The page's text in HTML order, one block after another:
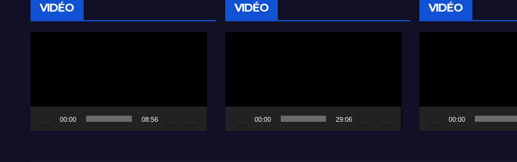
VIDÉO
00:00 08:56
VIDÉO
00:00 29:06
VIDÉO
00:00